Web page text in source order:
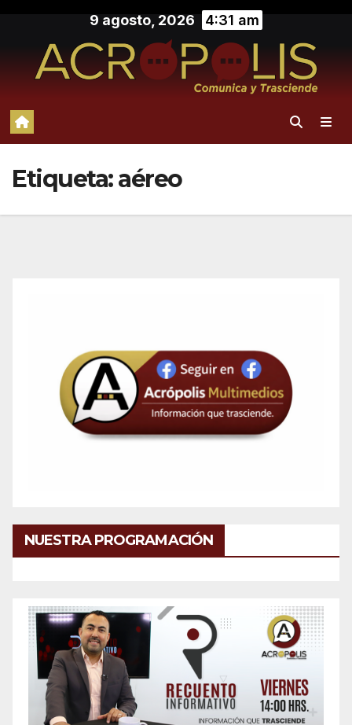
contenido
9 agosto, 2026 4:31 am
Etiqueta:aéreo
NUESTRA PROGRAMACIÓN